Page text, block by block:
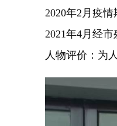
2020年2月疫
2021年4月经
人物评价：为